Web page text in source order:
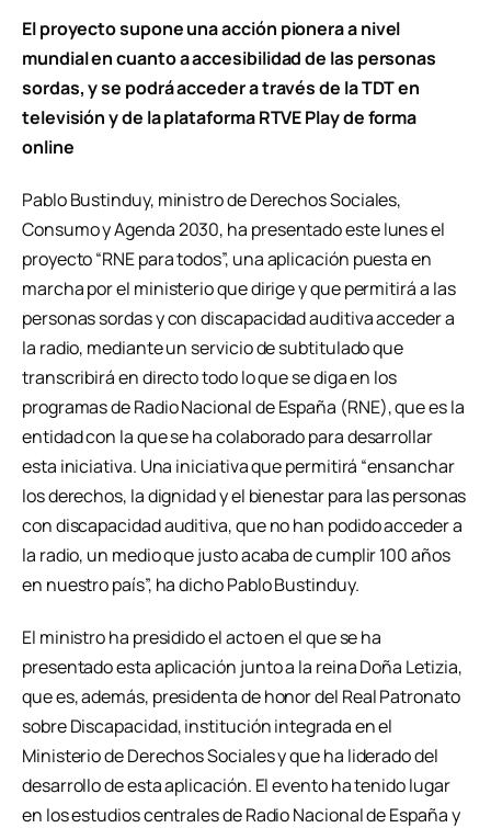
El proyecto supone una acción pionera a nivel
mundial en cuanto a accesibilidad de las personas
sordas, y se podrá acceder a través de la TDT en
televisión y de la plataforma RTVE Play de forma
online
Pablo Bustinduy, ministro de Derechos Sociales,
Consumo y Agenda 2030, ha presentado este lunes el
proyecto “RNE para todos”, una aplicación puesta en
marcha por el ministerio que dirige y que permitirá a las
personas sordas y con discapacidad auditiva acceder a
la radio, mediante un servicio de subtitulado que
transcribirá en directo todo lo que se diga en los
programas de Radio Nacional de España (RNE), que es la
entidad con la que se ha colaborado para desarrollar
esta iniciativa. Una iniciativa que permitirá “ensanchar
los derechos, la dignidad y el bienestar para las personas
con discapacidad auditiva, que no han podido acceder a
la radio, un medio que justo acaba de cumplir 100 años
en nuestro país”, ha dicho Pablo Bustinduy.
El ministro ha presidido el acto en el que se ha
presentado esta aplicación junto a la reina Doña Letizia,
que es, además, presidenta de honor del Real Patronato
sobre Discapacidad, institución integrada en el
Ministerio de Derechos Sociales y que ha liderado del
desarrollo de esta aplicación. El evento ha tenido lugar
en los estudios centrales de Radio Nacional de España y